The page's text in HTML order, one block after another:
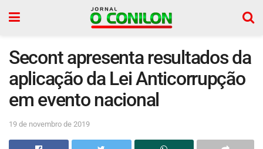
Secont apresenta resultados da
aplicação da Lei Anticorrupção
em evento nacional
19 de novembro de 2019